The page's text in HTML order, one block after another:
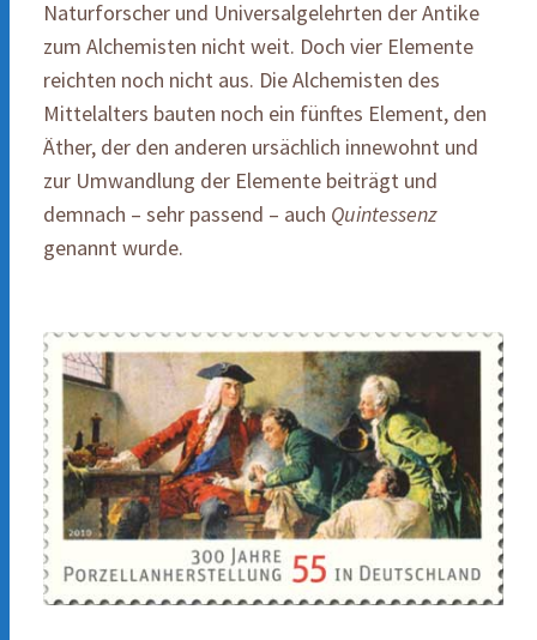
Naturforscher und Universalgelehrten der Antike
zum Alchemisten nicht weit. Doch vier Elemente
reichten noch nicht aus. Die Alchemisten des
Mittelalters bauten noch ein fünftes Element, den
Äther, der den anderen ursächlich innewohnt und
zur Umwandlung der Elemente beiträgt und
demnach – sehr passend – auch Quintessenz
genannt wurde.